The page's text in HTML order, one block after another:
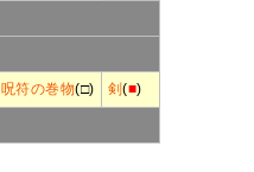
呪符の巻物(□) 剣(■)